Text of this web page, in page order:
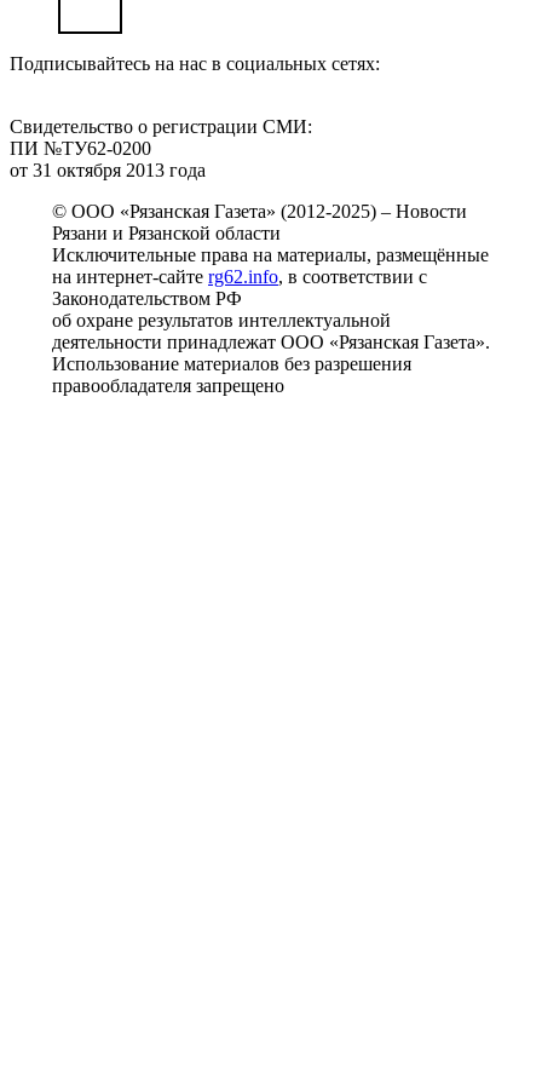
Подписывайтесь на нас в социальных сетях:
Свидетельство о регистрации СМИ:
ПИ №ТУ62-0200
от 31 октября 2013 года
© ООО «Рязанская Газета» (2012-2025) – Новости
Рязани и Рязанской области
Исключительные права на материалы, размещённые
на интернет-сайте rg62.info, в соответствии с
Законодательством РФ
об охране результатов интеллектуальной
деятельности принадлежат ООО «Рязанская Газета».
Использование материалов без разрешения
правообладателя запрещено